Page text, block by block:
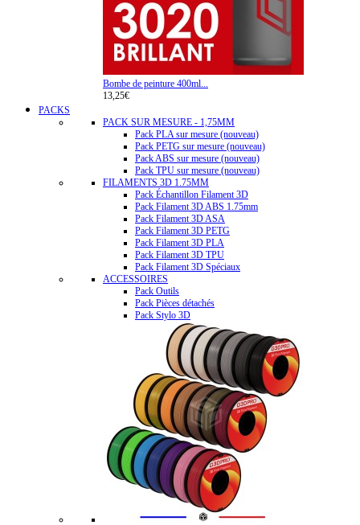
Bombe de peinture 400ml...
13,25€
PACKS
PACK SUR MESURE - 1,75MM
Pack PLA sur mesure (nouveau)
Pack PETG sur mesure (nouveau)
Pack ABS sur mesure (nouveau)
Pack TPU sur mesure (nouveau)
FILAMENTS 3D 1.75MM
Pack Échantillon Filament 3D
Pack Filament 3D ABS 1.75mm
Pack Filament 3D ASA
Pack Filament 3D PETG
Pack Filament 3D PLA
Pack Filament 3D TPU
Pack Filament 3D Spéciaux
ACCESSOIRES
Pack Outils
Pack Pièces détachés
Pack Stylo 3D